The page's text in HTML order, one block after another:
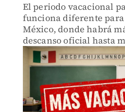
El periodo vacacional
funciona diferente para
México, donde habrá
descanso oficial hasta